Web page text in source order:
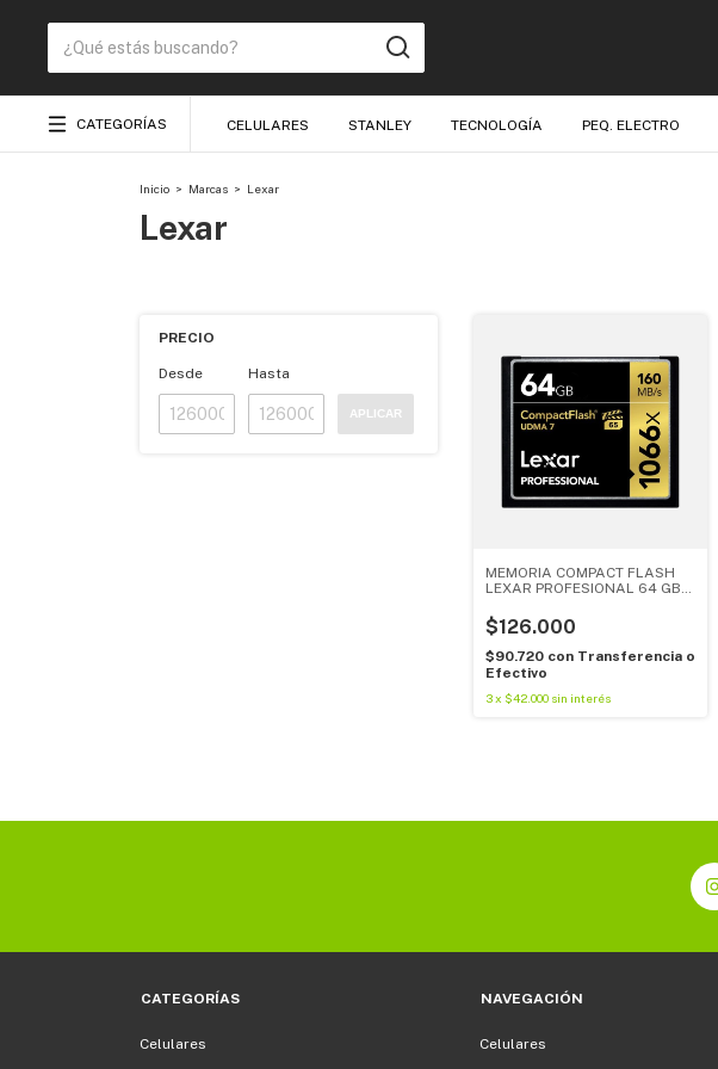
CATEGORÍAS CELULARES STANLEY TECNOLOGÍA PEQ. ELECTRO
Inicio > Marcas > Lexar
Lexar
PRECIO
Desde Hasta
APLICAR
MEMORIA COMPACT FLASH
LEXAR PROFESIONAL 64 GB
$126.000
$90.720 con Transferencia o
Efectivo
3x $42.000 sin interés
CATEGORÍAS
Celulares
NAVEGACIÓN
Celulares